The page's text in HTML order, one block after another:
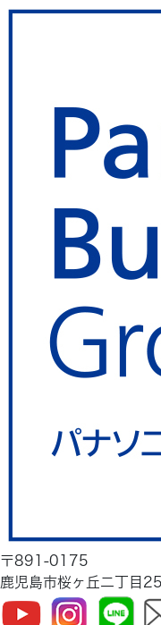
〒891-0175
鹿児島市桜ヶ丘二丁目